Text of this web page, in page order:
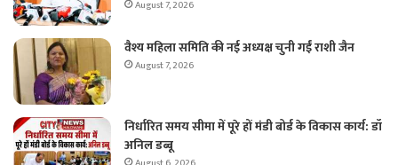
August 7, 2026
वैश्य महिला समिति की नई अध्यक्ष चुनी गईं राशी जैन
August 7, 2026
निर्धारित समय सीमा में पूरे हों मंडी बोर्ड के विकास कार्य: डॉ
अनिल डब्बू